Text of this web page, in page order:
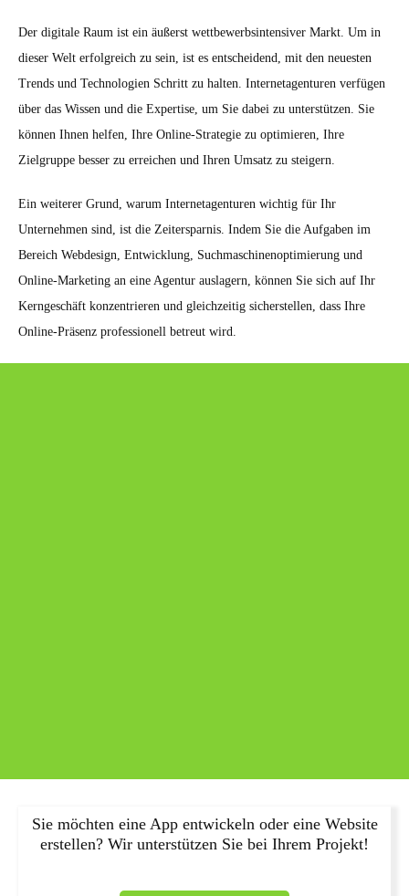
Der digitale Raum ist ein äußerst wettbewerbsintensiver Markt. Um in
dieser Welt erfolgreich zu sein, ist es entscheidend, mit den neuesten
Trends und Technologien Schritt zu halten. Internetagenturen verfügen
über das Wissen und die Expertise, um Sie dabei zu unterstützen. Sie
können Ihnen helfen, Ihre Online-Strategie zu optimieren, Ihre
Zielgruppe besser zu erreichen und Ihren Umsatz zu steigern.
Ein weiterer Grund, warum Internetagenturen wichtig für Ihr
Unternehmen sind, ist die Zeitersparnis. Indem Sie die Aufgaben im
Bereich Webdesign, Entwicklung, Suchmaschinenoptimierung und
Online-Marketing an eine Agentur auslagern, können Sie sich auf Ihr
Kerngeschäft konzentrieren und gleichzeitig sicherstellen, dass Ihre
Online-Präsenz professionell betreut wird.
Sie möchten eine App entwickeln oder eine Website
erstellen? Wir unterstützen Sie bei Ihrem Projekt!